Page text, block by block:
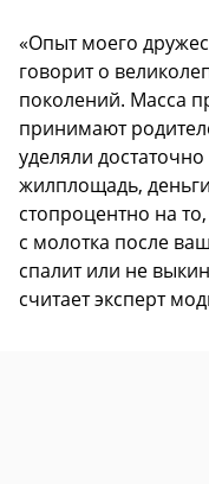
«Опыт моего
говорит о
поколений. Масса
принимают
уделяли
жилплощадь,
стопроцентно на
с молотка после
спалит или не
считает эксперт